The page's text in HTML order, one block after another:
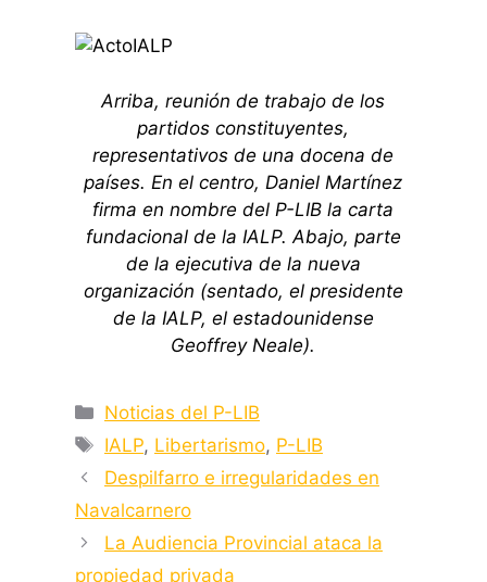
Arriba, reunión de trabajo de los
partidos constituyentes,
representativos de una docena de
países. En el centro, Daniel Martínez
firma en nombre del P-LIB la carta
fundacional de la IALP. Abajo, parte
de la ejecutiva de la nueva
organización (sentado, el presidente
de la IALP, el estadounidense
Geoffrey Neale).
Categorías
Noticias del P-LIB
Etiquetas
IALP, Libertarismo, P-LIB
Despilfarro e irregularidades en
Navalcarnero
La Audiencia Provincial ataca la
propiedad privada